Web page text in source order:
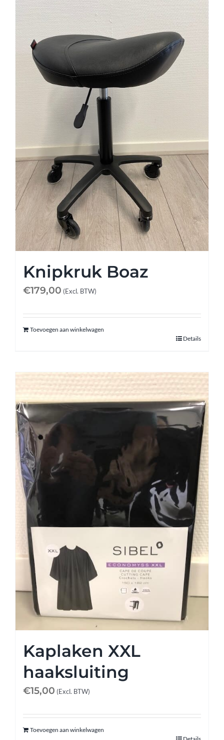
Knipkruk Boaz
€179,00 (Excl. BTW)
Toevoegen aan winkelwagen
Details
Kaplaken XXL
haaksluiting
€15,00 (Excl. BTW)
Toevoegen aan winkelwagen